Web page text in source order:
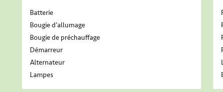
Batterie
Bougie d'allumage
Bougie de préchauffage
Démarreur
Alternateur
Lampes